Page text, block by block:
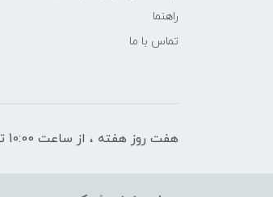
راهنما
تماس با ما
هفت روز هفته ، از ساعت 10:00 تا 22:00 پاسخگوی شما هستیم